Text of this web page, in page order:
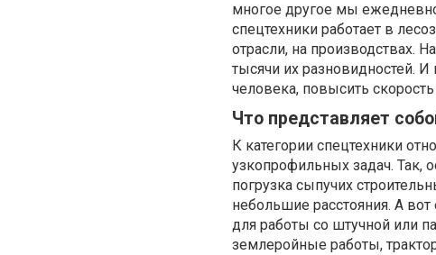
многое другое мы
спецтехники работает в
отрасли, на производствах.
тысячи их разновидностей.
человека, повысить
Что представляет
К категории спецтехники
узкопрофильных задач. Так,
погрузка сыпучих
небольшие расстояния. А
для работы со штучной или
землеройные работы,